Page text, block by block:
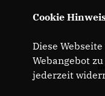
Cookie
Diese
Webangebot
jederzeit